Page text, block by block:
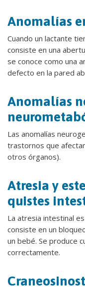
Anomalías
Cuando un lactante
consiste en una
se conoce como una
defecto en la pared
Anomalías
Las anomalías
trastornos que
otros órganos).
Atresia y
quistes
La atresia intestinal
consiste en un
un bebé. Se produce
correctamente.